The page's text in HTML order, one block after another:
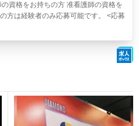
資格をお持ちの方 准看護師の資格を
方は経験者のみ応募可能です。 <応募